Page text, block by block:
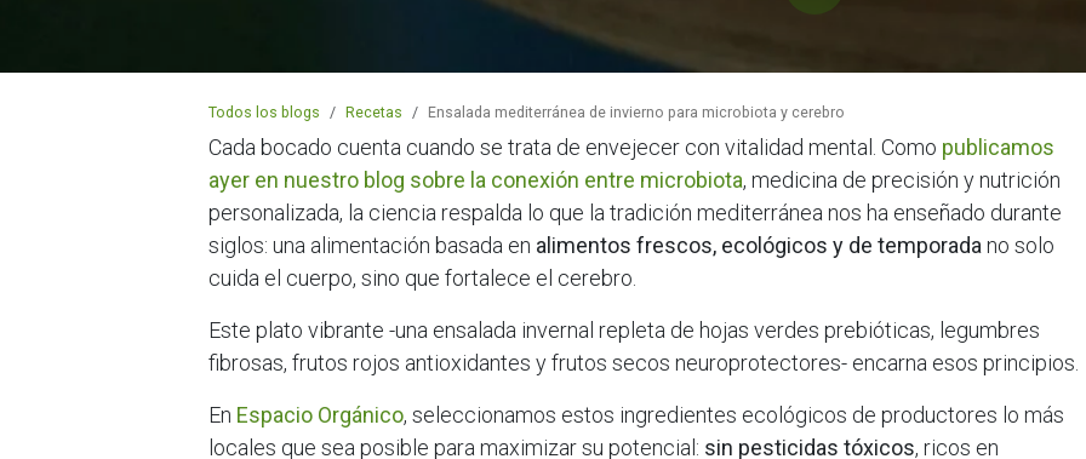
Todos los blogs Recetas Ensalada mediterránea de invierno para microbiota y cerebro
Cada bocado cuenta cuando se trata de envejecer con vitalidad mental. Como publicamos
ayer en nuestro blog sobre la conexión entre microbiota, medicina de precisión y nutrición
personalizada, la ciencia respalda lo que la tradición mediterránea nos ha enseñado durante
siglos: una alimentación basada en alimentos frescos, ecológicos y de temporada no solo
cuida el cuerpo, sino que fortalece el cerebro.
Este plato vibrante -una ensalada invernal repleta de hojas verdes prebióticas, legumbres
fibrosas, frutos rojos antioxidantes y frutos secos neuroprotectores- encarna esos principios.
En Espacio Orgánico, seleccionamos estos ingredientes ecológicos de productores lo más
locales que sea posible para maximizar su potencial: sin pesticidas tóxicos, ricos en